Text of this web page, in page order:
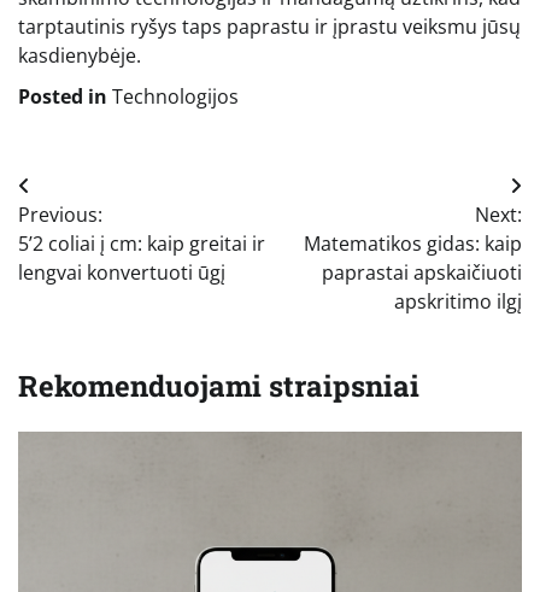
tarptautinis ryšys taps paprastu ir įprastu veiksmu jūsų
kasdienybėje.
Posted in Technologijos
Navigacija
tarp
įrašų
Previous:
5’2 coliai į cm: kaip greitai ir
lengvai konvertuoti ūgį
Next:
Matematikos gidas: kaip
paprastai apskaičiuoti
apskritimo ilgį
Rekomenduojami straipsniai